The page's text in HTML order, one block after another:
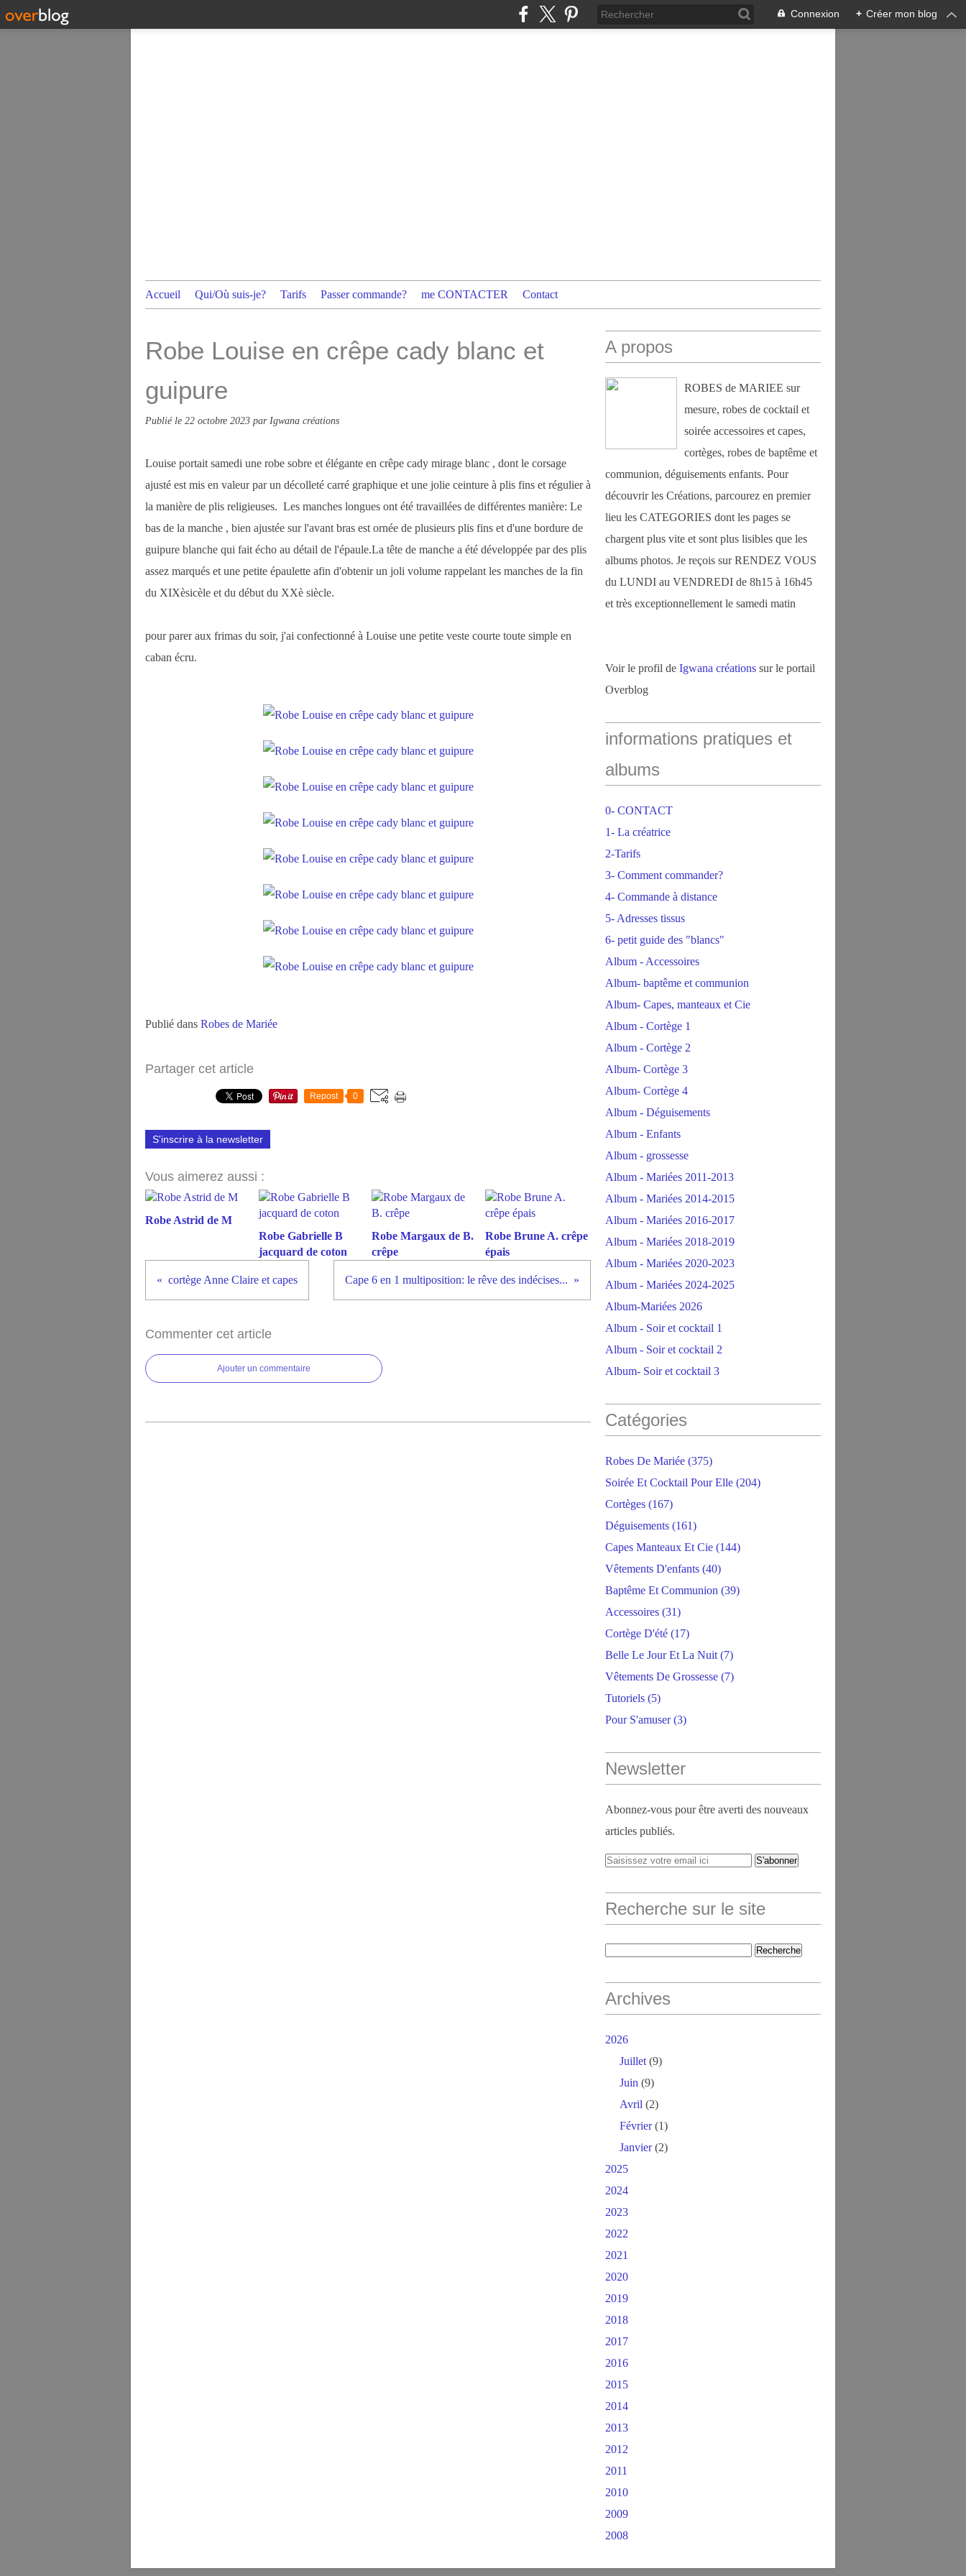
Connexion + Créer mon blog
Accueil Qui/Où suis-je? Tarifs Passer commande? me CONTACTER Contact
Robe Louise en crêpe cady blanc et
guipure
Publié le 22 octobre 2023 par Igwana créations
Louise portait samedi une robe sobre et élégante en crêpe cady mirage blanc , dont le corsage
ajusté est mis en valeur par un décolleté carré graphique et une jolie ceinture à plis fins et régulier à
la manière de plis religieuses. Les manches longues ont été travaillées de différentes manière: Le
bas de la manche , bien ajustée sur l'avant bras est ornée de plusieurs plis fins et d'une bordure de
guipure blanche qui fait écho au détail de l'épaule.La tête de manche a été développée par des plis
assez marqués et une petite épaulette afin d'obtenir un joli volume rappelant les manches de la fin
du XIXèsicèle et du début du XXè siècle.
pour parer aux frimas du soir, j'ai confectionné à Louise une petite veste courte toute simple en
caban écru.
Publié dans Robes de Mariée
Partager cet article
Repost 0
S'inscrire à la newsletter
Vous aimerez aussi :
Robe Astrid de M
Robe Gabrielle B
jacquard de coton
Robe Margaux de B.
crêpe
Robe Brune A. crêpe
épais
cortège Anne Claire et capes Cape 6 en 1 multiposition: le rêve des indécises...
Commenter cet article
Ajouter un commentaire
A propos
ROBES de MARIEE sur
mesure, robes de cocktail et
soirée accessoires et capes,
cortèges, robes de baptême et
communion, déguisements enfants. Pour
découvrir les Créations, parcourez en premier
lieu les CATEGORIES dont les pages se
chargent plus vite et sont plus lisibles que les
albums photos. Je reçois sur RENDEZ VOUS
du LUNDI au VENDREDI de 8h15 à 16h45
et très exceptionnellement le samedi matin
Voir le profil de Igwana créations sur le portail
Overblog
informations pratiques et
albums
0- CONTACT
1- La créatrice
2-Tarifs
3- Comment commander?
4- Commande à distance
5- Adresses tissus
6- petit guide des "blancs"
Album - Accessoires
Album- baptême et communion
Album- Capes, manteaux et Cie
Album - Cortège 1
Album - Cortège 2
Album- Cortège 3
Album- Cortège 4
Album - Déguisements
Album - Enfants
Album - grossesse
Album - Mariées 2011-2013
Album - Mariées 2014-2015
Album - Mariées 2016-2017
Album - Mariées 2018-2019
Album - Mariées 2020-2023
Album - Mariées 2024-2025
Album-Mariées 2026
Album - Soir et cocktail 1
Album - Soir et cocktail 2
Album- Soir et cocktail 3
Catégories
Robes De Mariée (375)
Soirée Et Cocktail Pour Elle (204)
Cortèges (167)
Déguisements (161)
Capes Manteaux Et Cie (144)
Vêtements D'enfants (40)
Baptême Et Communion (39)
Accessoires (31)
Cortège D'été (17)
Belle Le Jour Et La Nuit (7)
Vêtements De Grossesse (7)
Tutoriels (5)
Pour S'amuser(3)
Newsletter
Abonnez-vous pour être averti des nouveaux
articles publiés.
Recherche sur le site
Archives
2026
Juillet (9)
Juin (9)
Avril (2)
Février(1)
Janvier(2)
2025
2024
2023
2022
2021
2020
2019
2018
2017
2016
2015
2014
2013
2012
2011
2010
2009
2008